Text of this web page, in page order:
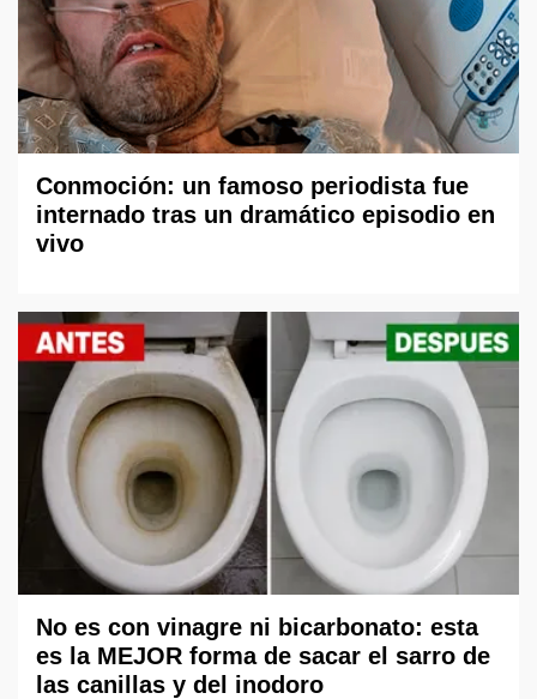
Conmoción: un famoso periodista fue
internado tras un dramático episodio en
vivo
No es con vinagre ni bicarbonato: esta
es la MEJOR forma de sacar el sarro de
las canillas y del inodoro